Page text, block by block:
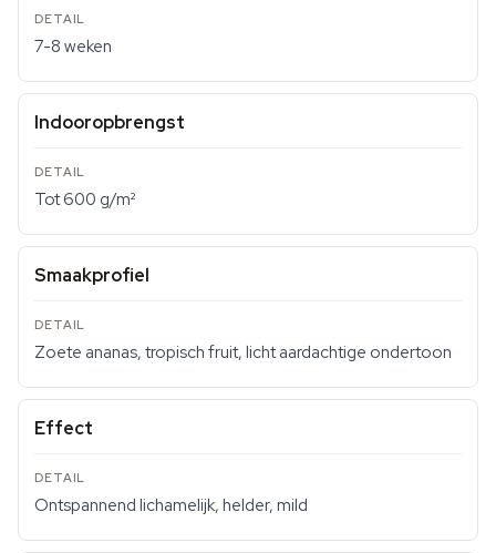
7-8 weken
Indooropbrengst
Tot 600 g/m²
Smaakprofiel
Zoete ananas, tropisch fruit, licht aardachtige ondertoon
Effect
Ontspannend lichamelijk, helder, mild